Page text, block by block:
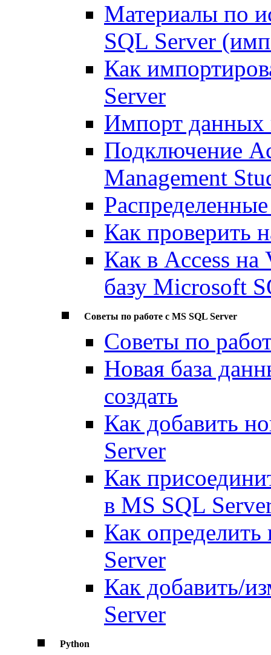
Материалы по
SQL Server
Как
Server
Импорт данных
Подключение
Management
Как проверить
Как в Access
базу Microsoft
Советы по работе с MS SQL Server
Советы по
Новая база
создать
Как добавить
Server
Как
в MS SQL
Как
Server
Как добавить/
Server
Python